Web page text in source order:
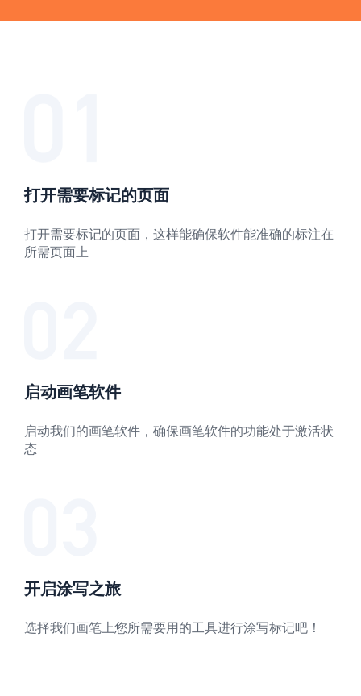
打开需要标记的页面
打开需要标记的页面，这样能确保软件能准确的标注在
所需页面上
启动画笔软件
启动我们的画笔软件，确保画笔软件的功能处于激活状
态
开启涂写之旅
选择我们画笔上您所需要用的工具进行涂写标记吧！